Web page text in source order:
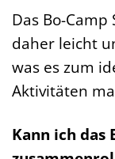
Das Bo-Camp
daher leicht
was es zum
Aktivitäten
Kann ich das